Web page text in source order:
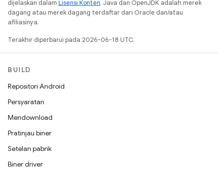
dijelaskan dalam Lisensi Konten. Java dan OpenJDK adalah merek
dagang atau merek dagang terdaftar dari Oracle dan/atau
afiliasinya.
Terakhir diperbarui pada 2026-06-18 UTC.
BUILD
Repositori Android
Persyaratan
Mendownload
Pratinjau biner
Setelan pabrik
Biner driver